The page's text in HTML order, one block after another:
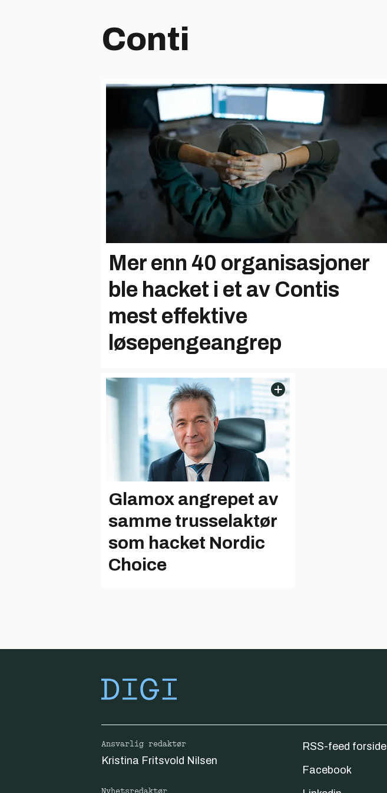
Conti
Mer enn 40 organisasjoner
ble hacket i et av Contis
mest effektive
løsepengeangrep
Glamox angrepet av
samme trusselaktør
som hacket Nordic
Choice
Ansvarlig redaktør
Kristina Fritsvold Nilsen
Nyhetsredaktør
RSS-feed forside
Facebook